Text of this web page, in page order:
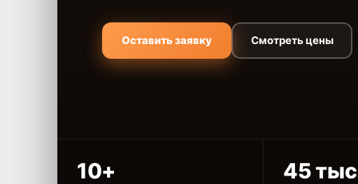
Оставить заявку Смотреть цены
10+ 45